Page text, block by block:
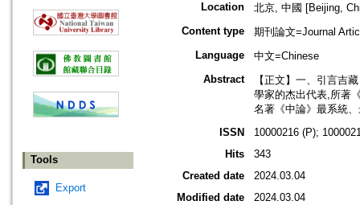
Tools
Export
Location
北京, 中國 [Beijing,
Content type
期刊論文=Journal
Language
中文=Chinese
Abstract
【正文】一、引言吉
學家的杰出代表,所著
名著《中論》最系統
ISSN
10000216 (P);
Hits
343
Created date
2024.03.04
Modified date
2024.03.04